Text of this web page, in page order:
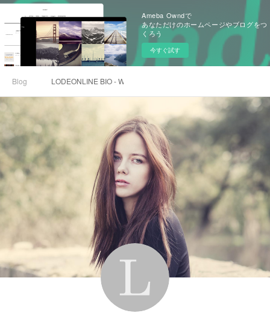
Ameba Owndで
あなただけのホームページやブログをつ
くろう
今すぐ試す
Blog LODEONLINE BIO - WEBSITE CHƠI LÔ ĐỀ UY TÍN NHẤT VIỆT